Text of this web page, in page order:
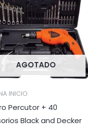
AGOTADO
INICIO
Percutor + 40
Black and Decker